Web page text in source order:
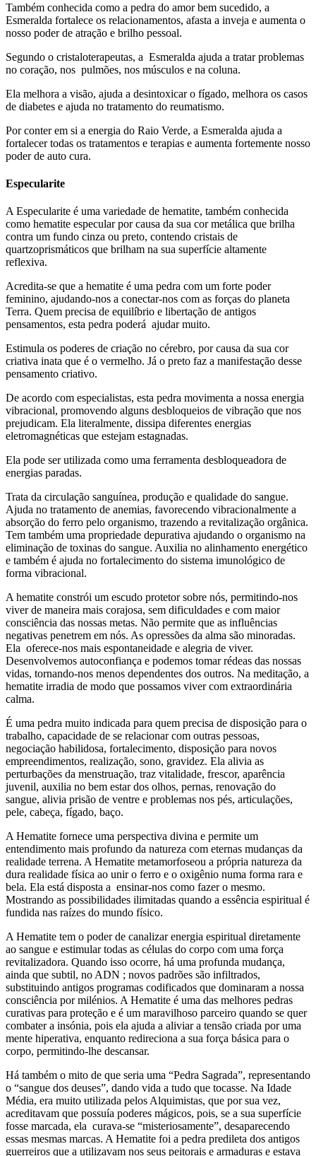
Também conhecida como a pedra do amor bem sucedido, a
Esmeralda fortalece os relacionamentos, afasta a inveja e aumenta o
nosso poder de atração e brilho pessoal.
Segundo o cristaloterapeutas, a Esmeralda ajuda a tratar problemas
no coração, nos pulmões, nos músculos e na coluna.
Ela melhora a visão, ajuda a desintoxicar o fígado, melhora os casos
de diabetes e ajuda no tratamento do reumatismo.
Por conter em si a energia do Raio Verde, a Esmeralda ajuda a
fortalecer todas os tratamentos e terapias e aumenta fortemente nosso
poder de auto cura.
Especularite
A Especularite é uma variedade de hematite, também conhecida
como hematite especular por causa da sua cor metálica que brilha
contra um fundo cinza ou preto, contendo cristais de
quartzoprismáticos que brilham na sua superfície altamente
reflexiva.
Acredita-se que a hematite é uma pedra com um forte poder
feminino, ajudando-nos a conectar-nos com as forças do planeta
Terra. Quem precisa de equilíbrio e libertação de antigos
pensamentos, esta pedra poderá ajudar muito.
Estimula os poderes de criação no cérebro, por causa da sua cor
criativa inata que é o vermelho. Já o preto faz a manifestação desse
pensamento criativo.
De acordo com especialistas, esta pedra movimenta a nossa energia
vibracional, promovendo alguns desbloqueios de vibração que nos
prejudicam. Ela literalmente, dissipa diferentes energias
eletromagnéticas que estejam estagnadas.
Ela pode ser utilizada como uma ferramenta desbloqueadora de
energias paradas.
Trata da circulação sanguínea, produção e qualidade do sangue.
Ajuda no tratamento de anemias, favorecendo vibracionalmente a
absorção do ferro pelo organismo, trazendo a revitalização orgânica.
Tem também uma propriedade depurativa ajudando o organismo na
eliminação de toxinas do sangue. Auxilia no alinhamento energético
e também é ajuda no fortalecimento do sistema imunológico de
forma vibracional.
A hematite constrói um escudo protetor sobre nós, permitindo-nos
viver de maneira mais corajosa, sem dificuldades e com maior
consciência das nossas metas. Não permite que as influências
negativas penetrem em nós. As opressões da alma são minoradas.
Ela oferece-nos mais espontaneidade e alegria de viver.
Desenvolvemos autoconfiança e podemos tomar rédeas das nossas
vidas, tornando-nos menos dependentes dos outros. Na meditação, a
hematite irradia de modo que possamos viver com extraordinária
calma.
É uma pedra muito indicada para quem precisa de disposição para o
trabalho, capacidade de se relacionar com outras pessoas,
negociação habilidosa, fortalecimento, disposição para novos
empreendimentos, realização, sono, gravidez. Ela alivia as
perturbações da menstruação, traz vitalidade, frescor, aparência
juvenil, auxilia no bem estar dos olhos, pernas, renovação do
sangue, alivia prisão de ventre e problemas nos pés, articulações,
pele, cabeça, fígado, baço.
A Hematite fornece uma perspectiva divina e permite um
entendimento mais profundo da natureza com eternas mudanças da
realidade terrena. A Hematite metamorfoseou a própria natureza da
dura realidade física ao unir o ferro e o oxigênio numa forma rara e
bela. Ela está disposta a ensinar-nos como fazer o mesmo.
Mostrando as possibilidades ilimitadas quando a essência espiritual é
fundida nas raízes do mundo físico.
A Hematite tem o poder de canalizar energia espiritual diretamente
ao sangue e estimular todas as células do corpo com uma força
revitalizadora. Quando isso ocorre, há uma profunda mudança,
ainda que subtil, no ADN ; novos padrões são infiltrados,
substituindo antigos programas codificados que dominaram a nossa
consciência por milénios. A Hematite é uma das melhores pedras
curativas para proteção e é um maravilhoso parceiro quando se quer
combater a insónia, pois ela ajuda a aliviar a tensão criada por uma
mente hiperativa, enquanto redireciona a sua força básica para o
corpo, permitindo-lhe descansar.
Há também o mito de que seria uma “Pedra Sagrada”, representando
o “sangue dos deuses”, dando vida a tudo que tocasse. Na Idade
Média, era muito utilizada pelos Alquimistas, que por sua vez,
acreditavam que possuía poderes mágicos, pois, se a sua superfície
fosse marcada, ela curava-se “misteriosamente”, desaparecendo
essas mesmas marcas. A Hematite foi a pedra predileta dos antigos
guerreiros que a utilizavam nos seus peitorais e armaduras e estava